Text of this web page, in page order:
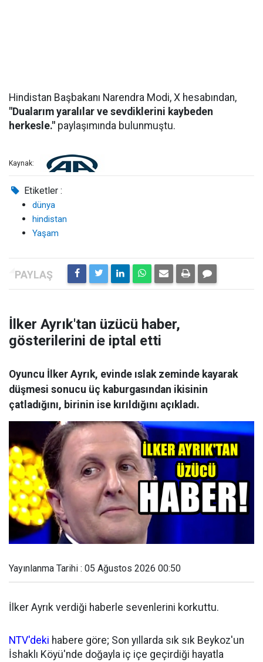
Hindistan Başbakanı Narendra Modi, X hesabından,
"Dualarım yaralılar ve sevdiklerini kaybeden
herkesle." paylaşımında bulunmuştu.
Kaynak:
Etiketler :
dünya
hindistan
Yaşam
İlker Ayrık'tan üzücü haber,
gösterilerini de iptal etti
Oyuncu İlker Ayrık, evinde ıslak zeminde kayarak
düşmesi sonucu üç kaburgasından ikisinin
çatladığını, birinin ise kırıldığını açıkladı.
Yayınlanma Tarihi : 05 Ağustos 2026 00:50
İlker Ayrık verdiği haberle sevenlerini korkuttu.
NTV'deki habere göre; Son yıllarda sık sık Beykoz'un
İshaklı Köyü'nde doğayla iç içe geçirdiği hayatla